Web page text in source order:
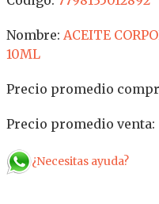
Nombre: ACEITE
10ML
Precio promedio
Precio promedio venta:
¿Necesitas ayuda?